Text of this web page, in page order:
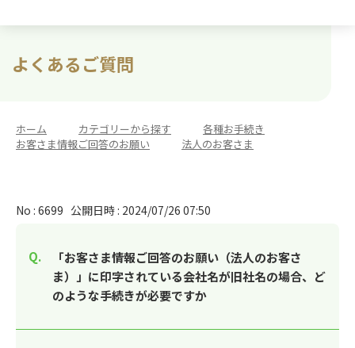
よくあるご質問
ホーム カテゴリーから探す 各種お手続き
お客さま情報ご回答のお願い
法人のお客さま
No : 6699 公開日時 : 2024/07/26 07:50
「お客さま情報ご回答のお願い（法人のお客さ
ま）」に印字されている会社名が旧社名の場合、ど
のような手続きが必要ですか